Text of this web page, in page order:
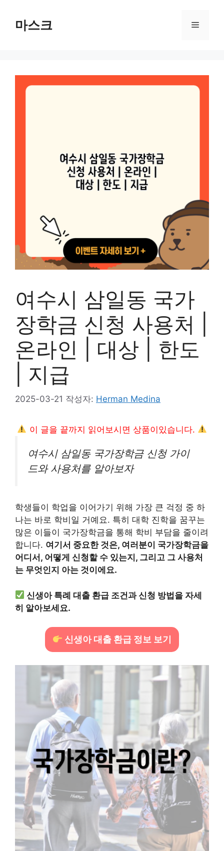
마스크 메
여수시 삼일동 국가
장학금 신청 사용처 |
온라인 | 대상 | 한도
| 지급
2025-03-21 작성자: Herman Medina
이 글을 끝까지 읽어보시면 상품이있습니다.
여수시 삼일동 국가장학금 신청 가이
드와 사용처를 알아보자
학생들이 학업을 이어가기 위해 가장 큰 걱정 중 하
나는 바로 학비일 거예요. 특히 대학 진학을 꿈꾸는
많은 이들이 국가장학금을 통해 학비 부담을 줄이려
합니다. 여기서 중요한 것은, 여러분이 국가장학금을
어디서, 어떻게 신청할 수 있는지, 그리고 그 사용처
는 무엇인지 아는 것이에요.
신생아 특례 대출 환급 조건과 신청 방법을 자세
히 알아보세요.
신생아 대출 환급 정보 보기